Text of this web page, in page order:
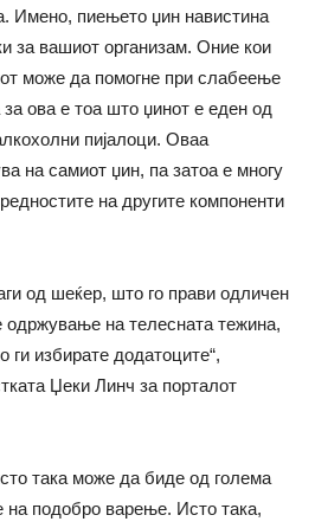
Имено, пиењето џин навистина
за вашиот организам. Оние кои
може да помогне при слабеење
ова е тоа што џинот е еден од
пијалоци. Оваа
на самиот џин, па затоа е многу
на другите компоненти
од шеќер, што го прави одличен
одржување на телесната тежина,
ги избирате додатоците“,
Џеки Линч за порталот
така може да биде од голема
на подобро варење. Исто така,